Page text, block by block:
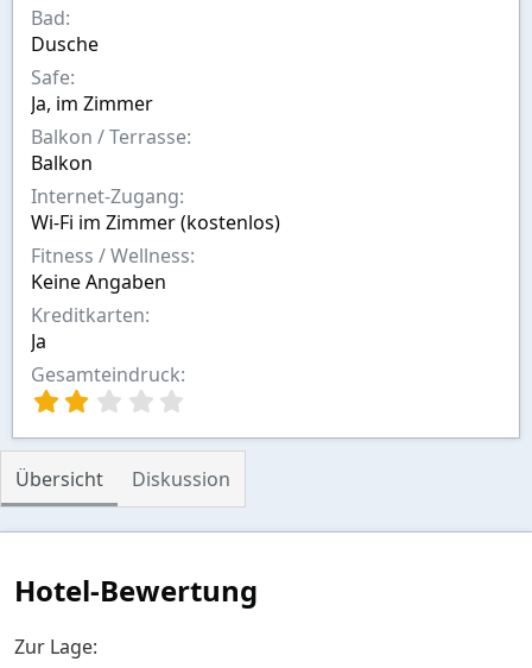
Bad
Dusche
Safe
Ja, im Zimmer
Balkon / Terrasse
Balkon
Internet-Zugang
Wi-Fi im Zimmer (kostenlos)
Fitness / Wellness
Keine Angaben
Kreditkarten
Ja
Gesamteindruck
0
0
S
t
e
n
(
Übersicht Diskussion
Hotel-Bewertung
Zur Lage: